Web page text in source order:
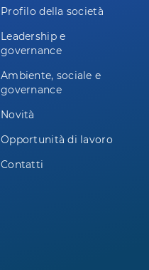
Profilo della società
Leadership e
governance
Ambiente, sociale e
governance
Novità
Opportunità di lavoro
Contatti